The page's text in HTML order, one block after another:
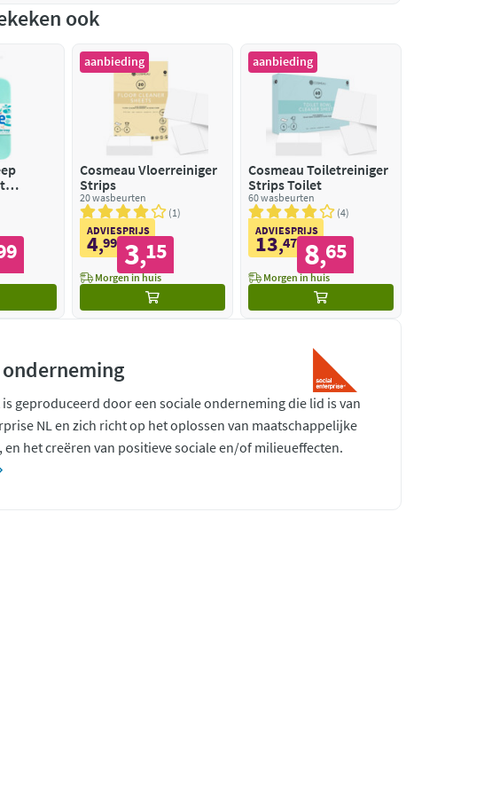
ook
aanbieding
Cosmeau Vloerreiniger
Strips
20 wasbeurten
1
ADVIESPRIJS
4,99 3,15
Morgen in huis
aanbieding
Cosmeau Toiletreiniger
Strips Toilet
60 wasbeurten
4
ADVIESPRIJS
13,47 8,65
Morgen in huis
geproduceerd door een sociale onderneming die lid is van
NL en zich richt op het oplossen van maatschappelijke
het creëren van positieve sociale en/of milieueffecten.